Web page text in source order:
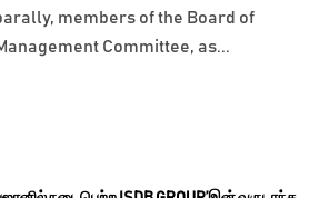
members of the Board of
Committee, as...